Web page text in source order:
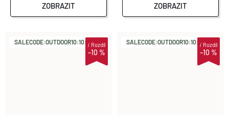
ZOBRAZIT ZOBRAZIT
SALECODE:OUTDOOR10:10:%
–10 %
iRozdíl SALECODE:OUTDOOR10:10:%
–10 %
iRozdíl